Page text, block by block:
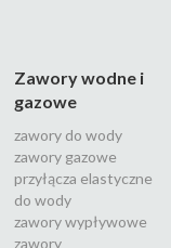
Zawory wodne i
gazowe
zawory do wody
zawory gazowe
przyłącza elastyczne
do wody
zawory wypływowe
zawory